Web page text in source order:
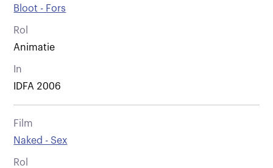
Bloot - Fors
Rol
Animatie
In
IDFA 2006
Film
Naked - Sex
Rol